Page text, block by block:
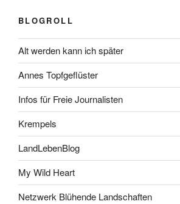
BLOGROLL
Alt werden kann ich später
Annes Topfgeflüster
Infos für Freie Journalisten
Krempels
LandLebenBlog
My Wild Heart
Netzwerk Blühende Landschaften